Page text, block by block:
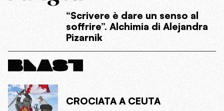
“Scrivere è dare un senso al
soffrire”. Alchimia di Alejandra
Pizarnik
CROCIATA A CEUTA